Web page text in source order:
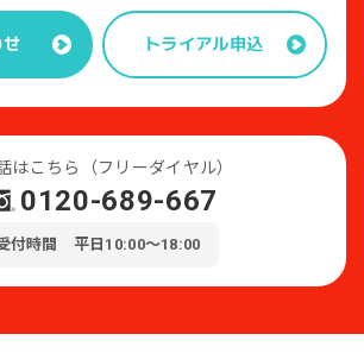
トライアル申込
はこちら（フリーダイヤル）
0120-689-667
付時間 平日10:00～18:00